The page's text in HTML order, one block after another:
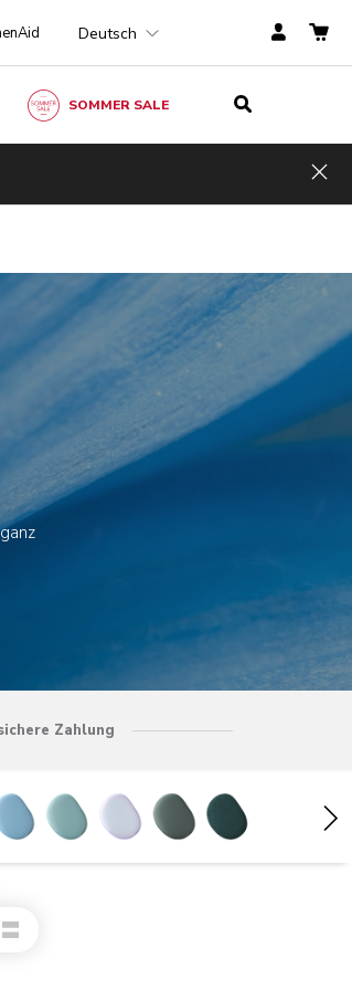
Deutsch
SOMMER SALE
Zahlung